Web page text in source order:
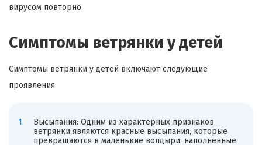
вирусом повторно.
Симптомы ветрянки у детей
Симптомы ветрянки у детей включают следующие
проявления:
Высыпания: Одним из характерных признаков
ветрянки являются красные высыпания, которые
превращаются в маленькие волдыри, наполненные